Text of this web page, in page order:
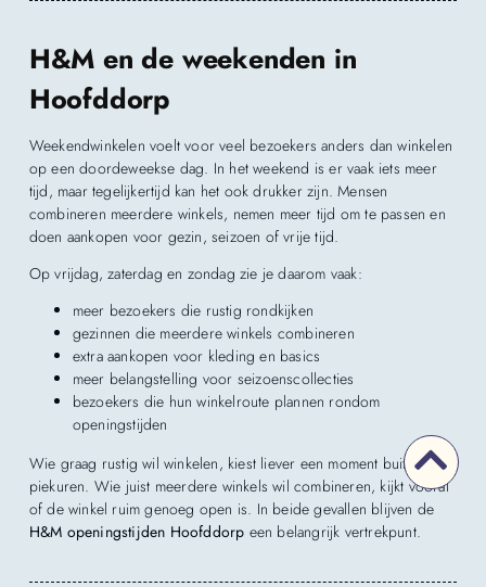
H&M en de weekenden in
Hoofddorp
Weekendwinkelen voelt voor veel bezoekers anders dan winkelen
op een doordeweekse dag. In het weekend is er vaak iets meer
tijd, maar tegelijkertijd kan het ook drukker zijn. Mensen
combineren meerdere winkels, nemen meer tijd om te passen en
doen aankopen voor gezin, seizoen of vrije tijd.
Op vrijdag, zaterdag en zondag zie je daarom vaak:
meer bezoekers die rustig rondkijken
gezinnen die meerdere winkels combineren
extra aankopen voor kleding en basics
meer belangstelling voor seizoenscollecties
bezoekers die hun winkelroute plannen rondom
openingstijden
Wie graag rustig wil winkelen, kiest liever een moment buiten de
piekuren. Wie juist meerdere winkels wil combineren, kijkt vooral
of de winkel ruim genoeg open is. In beide gevallen blijven de
H&M openingstijden Hoofddorp een belangrijk vertrekpunt.